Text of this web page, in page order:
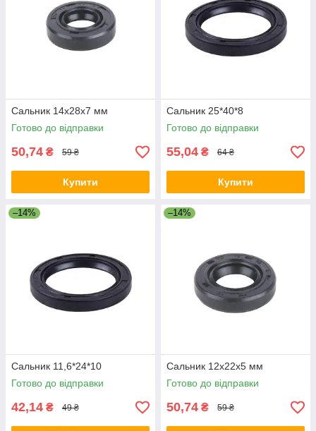
Сальник 14x28x7 мм
Готово до відправки
50,74 ₴ 59 ₴
Купити
Сальник 25*40*8
Готово до відправки
55,04 ₴ 64 ₴
Купити
–14%
Сальник 11,6*24*10
Готово до відправки
42,14 ₴ 49 ₴
–14%
Сальник 12x22x5 мм
Готово до відправки
50,74 ₴ 59 ₴